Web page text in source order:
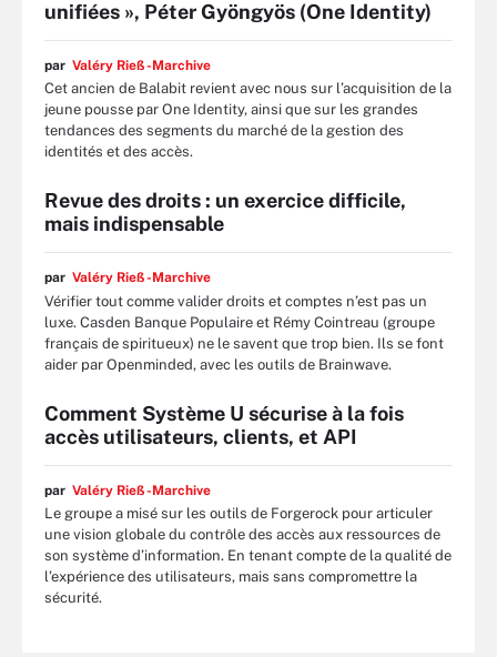
unifiées », Péter Gyöngyös (One Identity)
par Valéry Rieß-Marchive
Cet ancien de Balabit revient avec nous sur l’acquisition de la
jeune pousse par One Identity, ainsi que sur les grandes
tendances des segments du marché de la gestion des
identités et des accès.
Revue des droits : un exercice difficile,
mais indispensable
par Valéry Rieß-Marchive
Vérifier tout comme valider droits et comptes n’est pas un
luxe. Casden Banque Populaire et Rémy Cointreau (groupe
français de spiritueux) ne le savent que trop bien. Ils se font
aider par Openminded, avec les outils de Brainwave.
Comment Système U sécurise à la fois
accès utilisateurs, clients, et API
par Valéry Rieß-Marchive
Le groupe a misé sur les outils de Forgerock pour articuler
une vision globale du contrôle des accès aux ressources de
son système d’information. En tenant compte de la qualité de
l’expérience des utilisateurs, mais sans compromettre la
sécurité.